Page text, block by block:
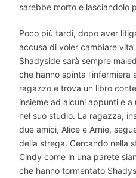
sarebbe morto e lasciandolo
Poco più tardi, dopo aver
accusa di voler cambiare
Shadyside sarà sempre
che hanno spinta l’infermiera
ragazzo e trova un libro
insieme ad alcuni appunti e
nel suo studio. La ragazza,
due amici, Alice e Arnie,
della strega. Cercando nella
Cindy come in una parete
che hanno tormentato